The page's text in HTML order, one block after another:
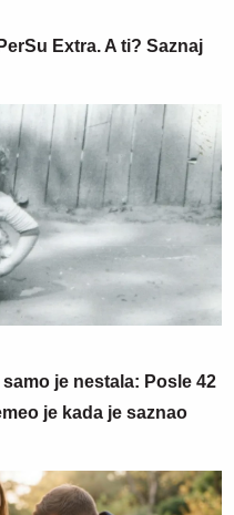
Extra. A ti? Saznaj
je nestala: Posle 42
je kada je saznao